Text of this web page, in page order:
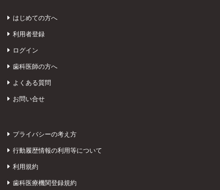
はじめての方へ
利用者登録
ログイン
歯科医師の方へ
よくある質問
お問い合せ
プライバシーの考え方
行動履歴情報の利用等について
利用規約
歯科医療機関登録規約